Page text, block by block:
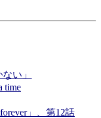
い」
time
」、第12話